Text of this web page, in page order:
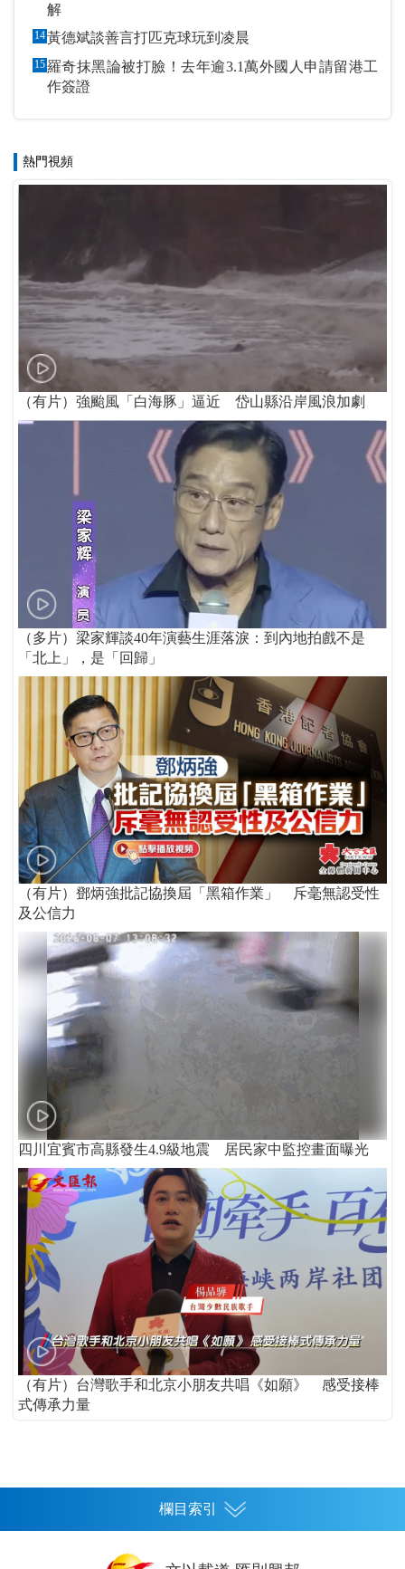
解
14黃德斌談善言打匹克球玩到凌晨
15羅奇抹黑論被打臉！去年逾3.1萬外國人申請留港工
作簽證
熱門視頻
（有片）強颱風「白海豚」逼近 岱山縣沿岸風浪加劇
（多片）梁家輝談40年演藝生涯落淚：到內地拍戲不是
「北上」，是「回歸」
（有片）鄧炳強批記協換屆「黑箱作業」 斥毫無認受性
及公信力
四川宜賓市高縣發生4.9級地震 居民家中監控畫面曝光
（有片）台灣歌手和北京小朋友共唱《如願》 感受接棒
式傳承力量
欄目索引